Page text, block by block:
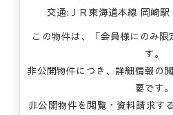
交通:ＪＲ東海道本線 岡崎駅
この物件は、「会員様にのみ
す。
非公開物件につき、詳細情報の
要です。
非公開物件を閲覧・資料請求す